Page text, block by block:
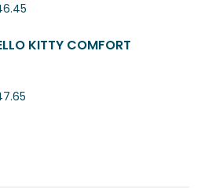
KITTY COMFORT